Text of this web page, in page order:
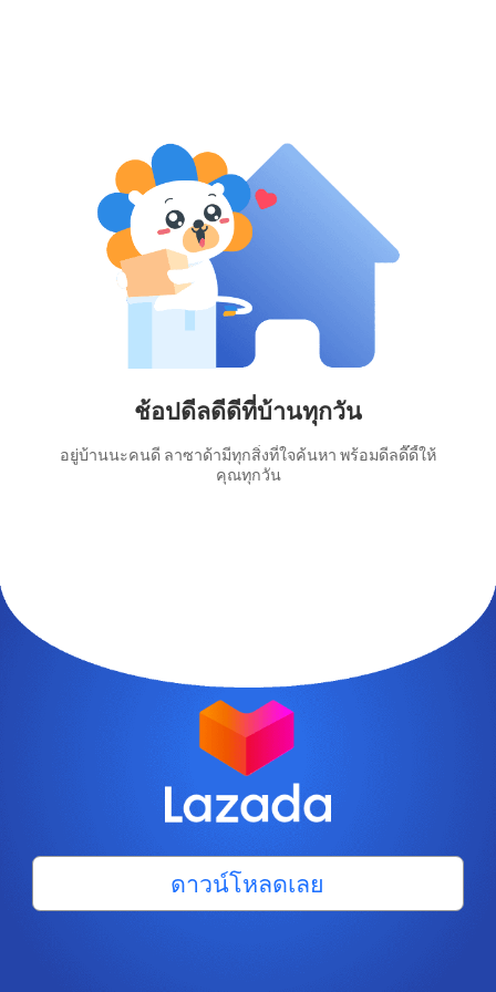
ช้อปดีลดีดีที่บ้านทุกวัน
อยู่บ้านนะคนดี ลาซาด้ามีทุกสิ่งที่ใจค้นหา พร้อมดีลดี๊ดี้ให้
คุณทุกวัน
ดาวน์โหลดเลย